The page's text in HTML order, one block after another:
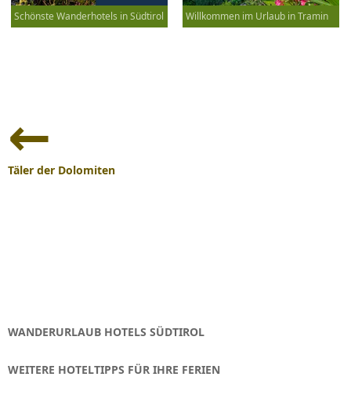
Schönste Wanderhotels in Südtirol Willkommen im Urlaub in Tramin
Navigation
Täler der Dolomiten
WANDERURLAUB HOTELS SÜDTIROL
WEITERE HOTELTIPPS FÜR IHRE FERIEN